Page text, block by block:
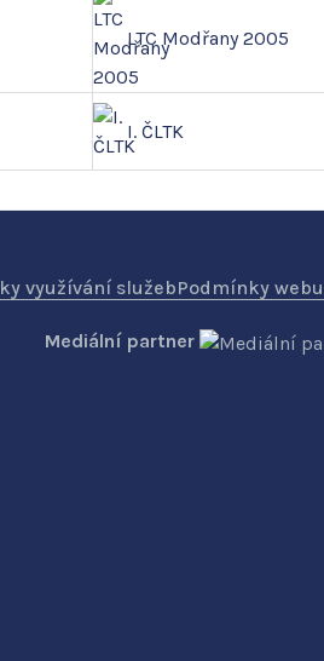
LTC Modřany 2005
I. ČLTK
využívání služebPodmínky webu
Mediální partner